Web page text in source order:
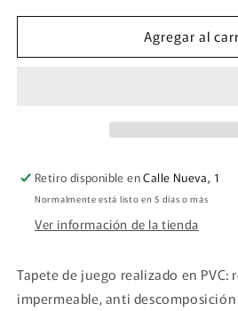
para
50
para
Tapete
50
Agregar al
Retiro disponible enCalle Nueva, 1
Normalmente está listo en 5 días o más
Ver información de la tienda
Tapete de juego realizado en PVC:
impermeable, anti descomposición